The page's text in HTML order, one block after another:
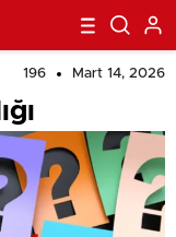
196 Mart 14, 2026